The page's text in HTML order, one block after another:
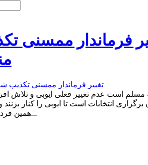
فرماندار ممسنی
مسلم است عدم تغییر فعلی ایوبی و تلاش
برگزاری انتخابات است تا ایوبی را کنار
همین فردا رخ دهد، چرا که همین...